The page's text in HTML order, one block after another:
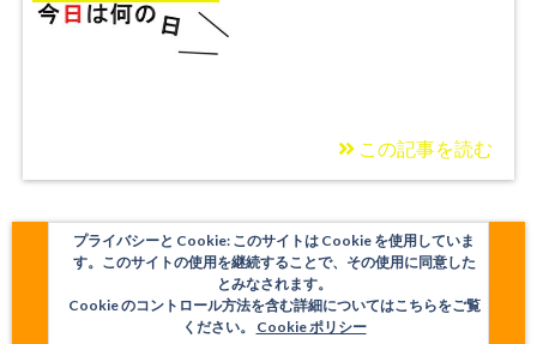
この記事を読む
プライバシーと Cookie: このサイトは Cookie を使用していま
す。このサイトの使用を継続することで、その使用に同意した
とみなされます。
Cookie のコントロール方法を含む詳細についてはこちらをご覧
ください。 Cookie ポリシー